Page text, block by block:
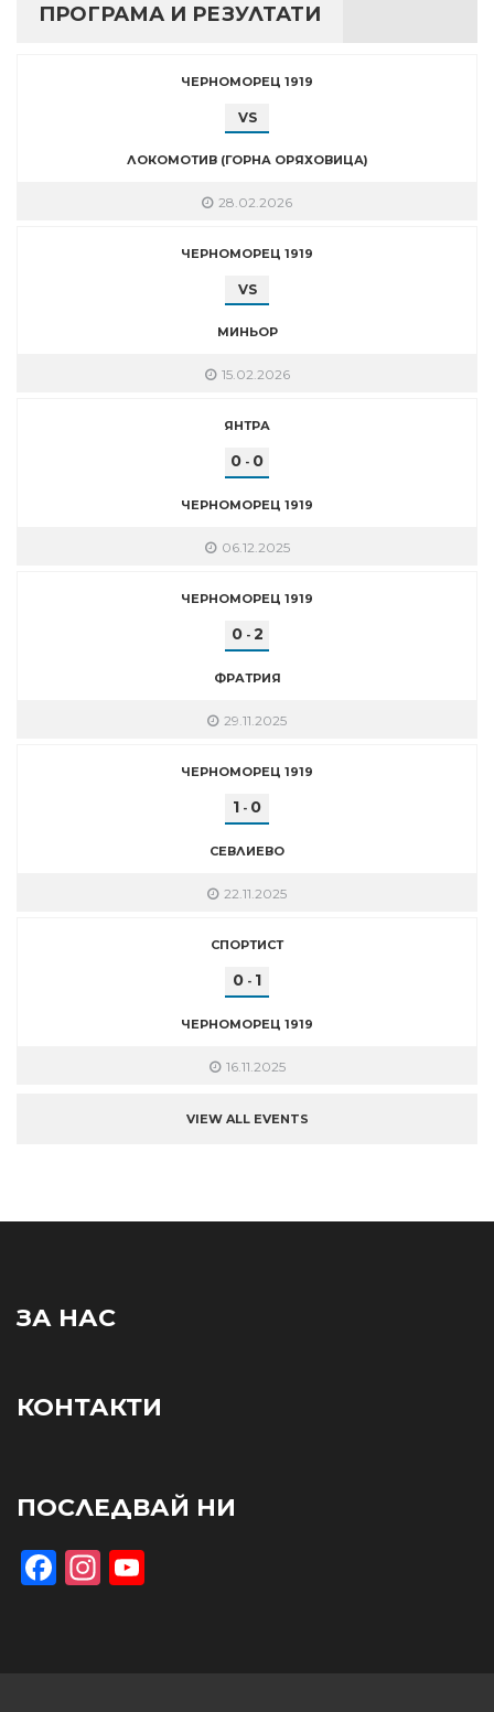
ПРОГРАМА И РЕЗУЛТАТИ
ЧЕРНОМОРЕЦ 1919
VS
ЛОКОМОТИВ (ГОРНА ОРЯХОВИЦА)
28.02.2026
ЧЕРНОМОРЕЦ 1919
VS
МИНЬОР
15.02.2026
ЯНТРА
0 - 0
ЧЕРНОМОРЕЦ 1919
06.12.2025
ЧЕРНОМОРЕЦ 1919
0- 2
ФРАТРИЯ
29.11.2025
ЧЕРНОМОРЕЦ 1919
1 - 0
СЕВЛИЕВО
22.11.2025
СПОРТИСТ
0 - 1
ЧЕРНОМОРЕЦ 1919
16.11.2025
VIEW ALL EVENTS
ЗА НАС
КОНТАКТИ
ПОСЛЕДВАЙ НИ
Facebook
Instagram